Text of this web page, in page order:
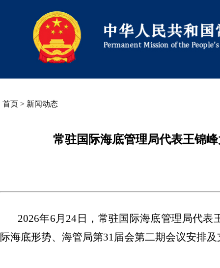
首页 > 新闻动态
常驻国际海底管理局代表王锦
2026年6月24日，常驻国际海底管理局代
际海底形势、海管局第31届会第二期会议安排